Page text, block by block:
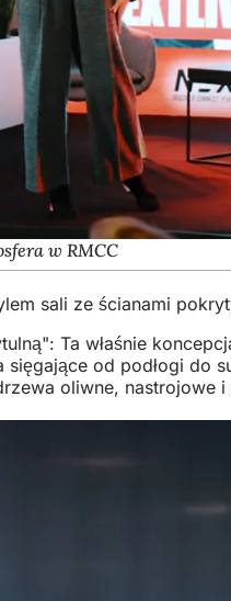
w RMCC
sali ze ścianami
Ta właśnie
od podłogi do
oliwne,